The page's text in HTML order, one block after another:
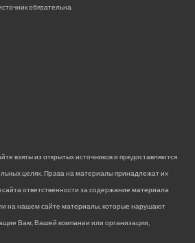
обязательна.
взяты из открытых источников и предоставляются
целях. Права на материалы принадлежат их
ответственности за содержание материала
на нашем сайте материалы, которые нарушают
Вам, Вашей компании или организации,